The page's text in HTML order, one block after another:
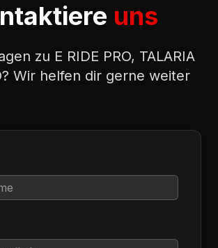
uns
zu E RIDE PRO, TALARIA
Wir helfen dir gerne weiter